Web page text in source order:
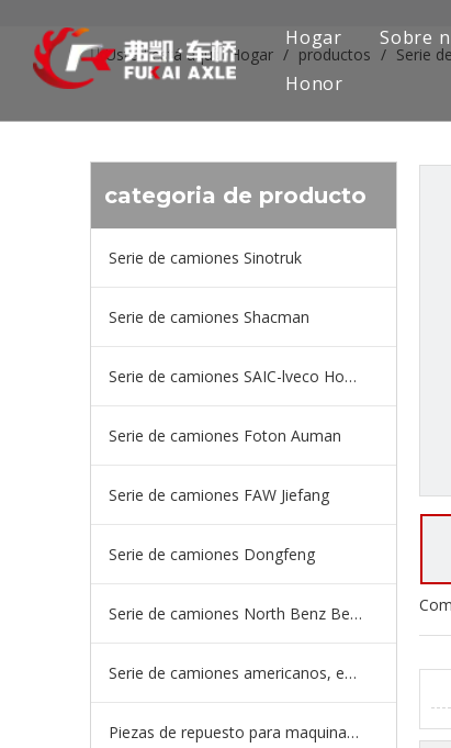
Hogar Sobre
Honor
Usted está aquí: Hogar / productos / Serie
categoria de producto
Serie de camiones Sinotruk
Serie de camiones Shacman
Serie de camiones SAIC-lveco Hongyan
Serie de camiones Foton Auman
Serie de camiones FAW Jiefang
Serie de camiones Dongfeng
Serie de camiones North Benz Beiben
Serie de camiones americanos, europeos y japoneses
Piezas de repuesto para maquinaria de ingeniería de camiones mineros